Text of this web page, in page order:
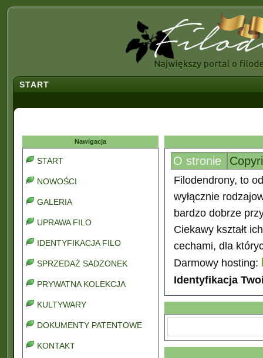
START
Nawigacja
START
NOWOŚCI
GALERIA
UPRAWA FILO
IDENTYFIKACJA FILO
SPRZEDAŻ SADZONEK
PRYWATNA KOLEKCJA
KULTYWARY
DOKUMENTY PATENTOWE
KONTAKT
O stronie
Filodendrony, to
wyłącznie
bardzo dobrze
Ciekawy kształt
cechami, dla
Darmowy hosting:
Identyfikacja